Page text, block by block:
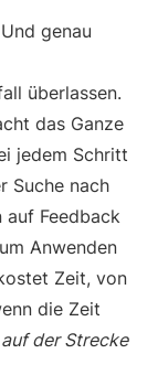
genau
überlassen.
das Ganze
jedem Schritt
Suche nach
auf Feedback
Anwenden
Zeit, von
die Zeit
der Strecke